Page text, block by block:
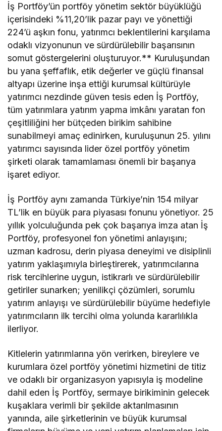
İş Portföy’ün portföy yönetim sektör büyüklüğü
içerisindeki %11,20’lik pazar payı ve yönettiği
224’ü aşkın fonu, yatırımcı beklentilerini karşılama
odaklı vizyonunun ve sürdürülebilir başarısının
somut göstergelerini oluşturuyor.** Kuruluşundan
bu yana şeffaflık, etik değerler ve güçlü finansal
altyapı üzerine inşa ettiği kurumsal kültürüyle
yatırımcı nezdinde güven tesis eden İş Portföy,
tüm yatırımlara yatırım yapma imkânı yaratan fon
çeşitliliğini her bütçeden birikim sahibine
sunabilmeyi amaç edinirken, kuruluşunun 25. yılını
yatırımcı sayısında lider özel portföy yönetim
şirketi olarak tamamlaması önemli bir başarıya
işaret ediyor.
İş Portföy aynı zamanda Türkiye’nin 154 milyar
TL’lik en büyük para piyasası fonunu yönetiyor. 25
yıllık yolculuğunda pek çok başarıya imza atan İş
Portföy, profesyonel fon yönetimi anlayışını;
uzman kadrosu, derin piyasa deneyimi ve disiplinli
yatırım yaklaşımıyla birleştirerek, yatırımcılarına
risk tercihlerine uygun, istikrarlı ve sürdürülebilir
getiriler sunarken; yenilikçi çözümleri, sorumlu
yatırım anlayışı ve sürdürülebilir büyüme hedefiyle
yatırımcıların ilk tercihi olma yolunda kararlılıkla
ilerliyor.
Kitlelerin yatırımlarına yön verirken, bireylere ve
kurumlara özel portföy yönetimi hizmetini de titiz
ve odaklı bir organizasyon yapısıyla iş modeline
dahil eden İş Portföy, sermaye birikiminin gelecek
kuşaklara verimli bir şekilde aktarılmasının
yanında, aile şirketlerinin ve büyük kurumsal